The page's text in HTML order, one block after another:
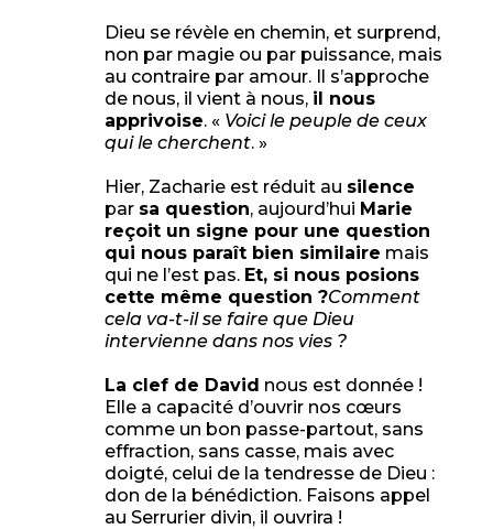
Dieu se révèle en chemin, et surprend,
non par magie ou par puissance, mais
au contraire par amour. Il s’approche
de nous, il vient à nous, il nous
apprivoise. « Voici le peuple de ceux
qui le cherchent. »
Hier, Zacharie est réduit au silence
par sa question, aujourd’hui Marie
reçoit un signe pour une question
qui nous paraît bien similaire mais
qui ne l’est pas. Et, si nous posions
cette même question ?Comment
cela va-t-il se faire que Dieu
intervienne dans nos vies ?
La clef de David nous est donnée !
Elle a capacité d’ouvrir nos cœurs
comme un bon passe-partout, sans
effraction, sans casse, mais avec
doigté, celui de la tendresse de Dieu :
don de la bénédiction. Faisons appel
au Serrurier divin, il ouvrira !